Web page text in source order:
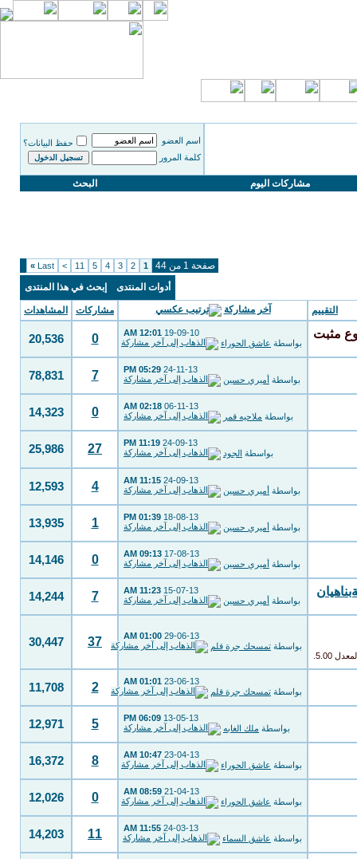
اسم العضو
حفظ البيانات؟
كلمة المرور
مشاركات اليوم البحث
صفحة 1 من 44 1
2
3
4
5
11
>
Last
»
أدوات المنتدى إبحث في هذا المنتدى
التقييم آخر مشاركة مشاركات المشاهدات
19-09-10
12:01 AM
بواسطة عاشق الحوراء 0
20,536
24-11-13
05:29 PM
بواسطة أميري حسين 7
78,831
06-11-13
02:18 AM
بواسطة ملاحيه قمر 0
14,323
24-09-13
11:19 PM
بواسطة الجود 27
25,986
24-09-13
11:15 AM
بواسطة أميري حسين 4
12,593
18-08-13
01:39 PM
بواسطة أميري حسين 1
13,935
17-08-13
09:13 AM
بواسطة أميري حسين 0
14,146
15-07-13
11:23 AM
بواسطة أميري حسين 7
14,244
29-06-13
01:00 AM
بواسطة تمسحك جرة قلم 37
30,447
23-06-13
01:01 AM
بواسطة تمسحك جرة قلم 2
11,708
13-05-13
06:09 PM
بواسطة ملك الغابه 5
12,971
23-04-13
10:47 AM
بواسطة عاشق الحوراء 8
16,372
21-04-13
08:59 AM
بواسطة عاشق الحوراء 0
12,026
24-03-13
11:55 AM
بواسطة عاشق السماء 11
14,203